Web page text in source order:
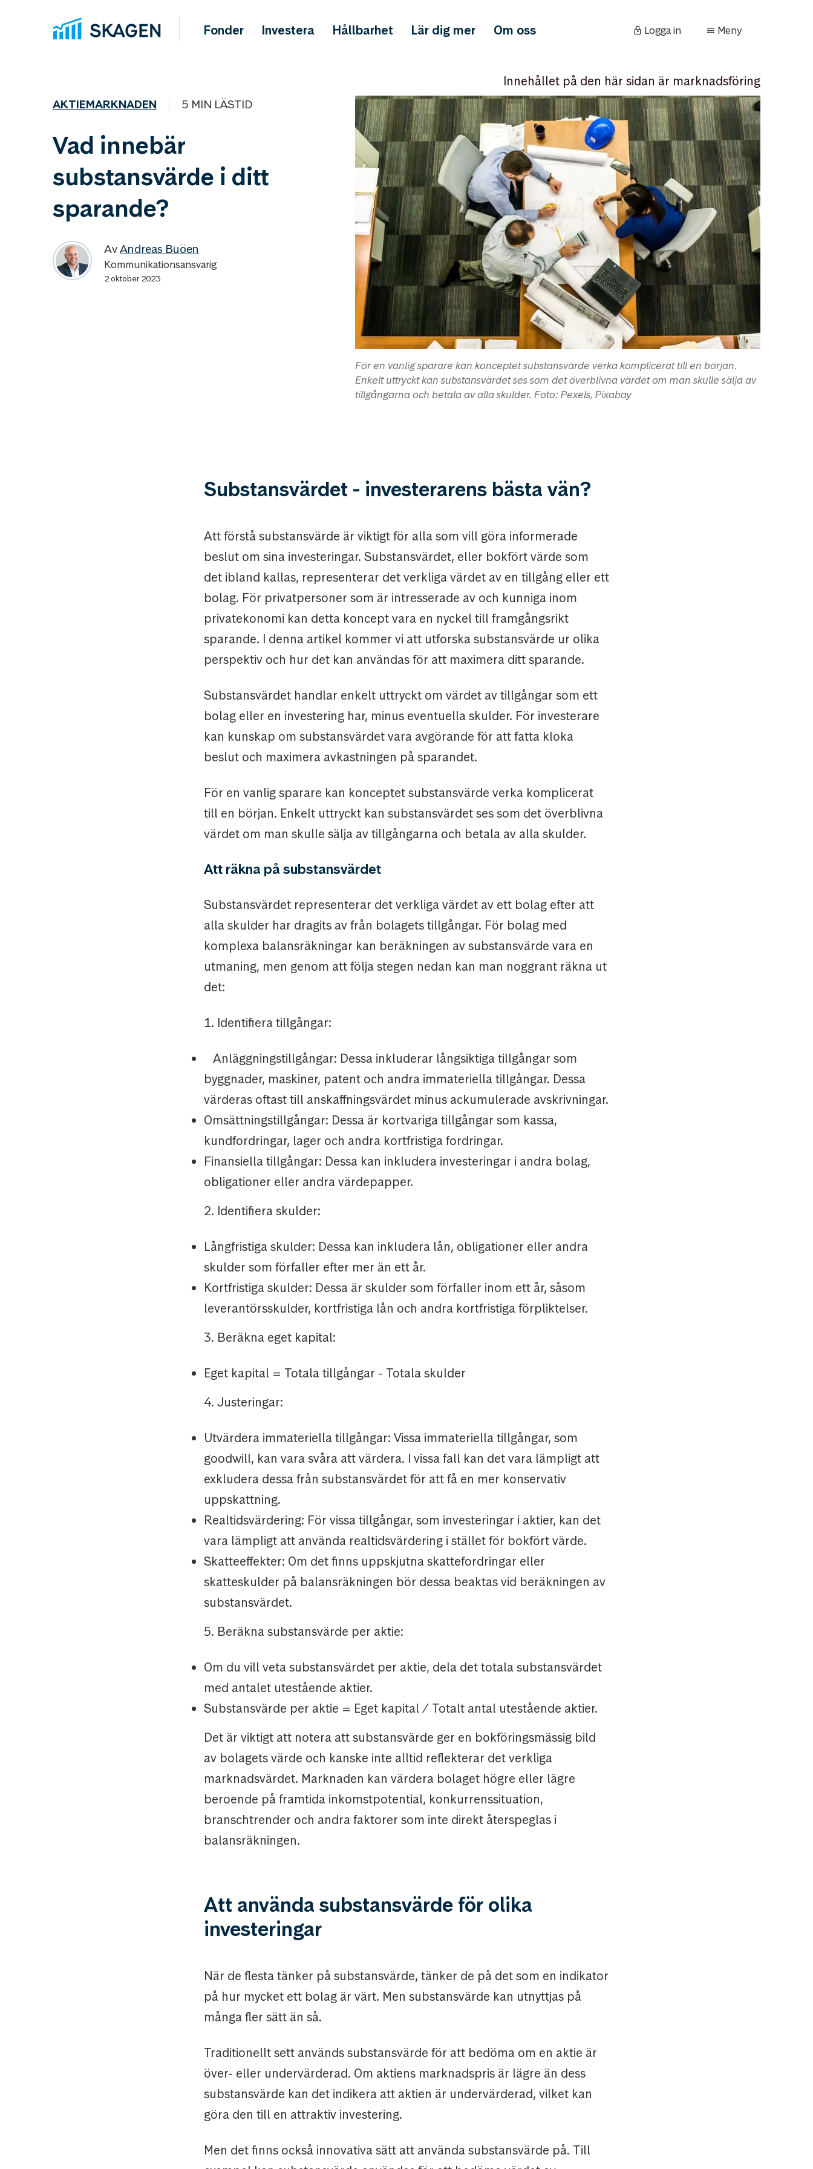
Fonder Investera Hållbarhet Lär dig mer Om oss Logga in Meny
Innehållet på den här sidan är marknadsföring
AKTIEMARKNADEN 5 MIN LÄSTID
Vad innebär
substansvärde i ditt
sparande?
AvAndreas Buöen
Kommunikationsansvarig
2 oktober 2023
För en vanlig sparare kan konceptet substansvärde verka komplicerat till en början.
Enkelt uttryckt kan substansvärdet ses som det överblivna värdet om man skulle sälja av
tillgångarna och betala av alla skulder. Foto: Pexels, Pixabay
Substansvärdet - investerarens bästa vän?
Att förstå substansvärde är viktigt för alla som vill göra informerade
beslut om sina investeringar. Substansvärdet, eller bokfört värde som
det ibland kallas, representerar det verkliga värdet av en tillgång eller ett
bolag. För privatpersoner som är intresserade av och kunniga inom
privatekonomi kan detta koncept vara en nyckel till framgångsrikt
sparande. I denna artikel kommer vi att utforska substansvärde ur olika
perspektiv och hur det kan användas för att maximera ditt sparande.
Substansvärdet handlar enkelt uttryckt om värdet av tillgångar som ett
bolag eller en investering har, minus eventuella skulder. För investerare
kan kunskap om substansvärdet vara avgörande för att fatta kloka
beslut och maximera avkastningen på sparandet.
För en vanlig sparare kan konceptet substansvärde verka komplicerat
till en början. Enkelt uttryckt kan substansvärdet ses som det överblivna
värdet om man skulle sälja av tillgångarna och betala av alla skulder.
Att räkna på substansvärdet
Substansvärdet representerar det verkliga värdet av ett bolag efter att
alla skulder har dragits av från bolagets tillgångar. För bolag med
komplexa balansräkningar kan beräkningen av substansvärde vara en
utmaning, men genom att följa stegen nedan kan man noggrant räkna ut
det:
1. Identifiera tillgångar:
Anläggningstillgångar: Dessa inkluderar långsiktiga tillgångar som
byggnader, maskiner, patent och andra immateriella tillgångar. Dessa
värderas oftast till anskaffningsvärdet minus ackumulerade avskrivningar.
Omsättningstillgångar: Dessa är kortvariga tillgångar som kassa,
kundfordringar, lager och andra kortfristiga fordringar.
Finansiella tillgångar: Dessa kan inkludera investeringar i andra bolag,
obligationer eller andra värdepapper.
2. Identifiera skulder:
Långfristiga skulder: Dessa kan inkludera lån, obligationer eller andra
skulder som förfaller efter mer än ett år.
Kortfristiga skulder: Dessa är skulder som förfaller inom ett år, såsom
leverantörsskulder, kortfristiga lån och andra kortfristiga förpliktelser.
3. Beräkna eget kapital:
Eget kapital = Totala tillgångar - Totala skulder
4. Justeringar:
Utvärdera immateriella tillgångar: Vissa immateriella tillgångar, som
goodwill, kan vara svåra att värdera. I vissa fall kan det vara lämpligt att
exkludera dessa från substansvärdet för att få en mer konservativ
uppskattning.
Realtidsvärdering: För vissa tillgångar, som investeringar i aktier, kan det
vara lämpligt att använda realtidsvärdering i stället för bokfört värde.
Skatteeffekter: Om det finns uppskjutna skattefordringar eller
skatteskulder på balansräkningen bör dessa beaktas vid beräkningen av
substansvärdet.
5. Beräkna substansvärde per aktie:
Om du vill veta substansvärdet per aktie, dela det totala substansvärdet
med antalet utestående aktier.
Substansvärde per aktie = Eget kapital / Totalt antal utestående aktier.
Det är viktigt att notera att substansvärde ger en bokföringsmässig bild
av bolagets värde och kanske inte alltid reflekterar det verkliga
marknadsvärdet. Marknaden kan värdera bolaget högre eller lägre
beroende på framtida inkomstpotential, konkurrenssituation,
branschtrender och andra faktorer som inte direkt återspeglas i
balansräkningen.
Att använda substansvärde för olika
investeringar
När de flesta tänker på substansvärde, tänker de på det som en indikator
på hur mycket ett bolag är värt. Men substansvärde kan utnyttjas på
många fler sätt än så.
Traditionellt sett används substansvärde för att bedöma om en aktie är
över- eller undervärderad. Om aktiens marknadspris är lägre än dess
substansvärde kan det indikera att aktien är undervärderad, vilket kan
göra den till en attraktiv investering.
Men det finns också innovativa sätt att använda substansvärde på. Till